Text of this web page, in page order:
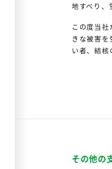
地すべり、
この度当
きな被害
い者、結核
その他の